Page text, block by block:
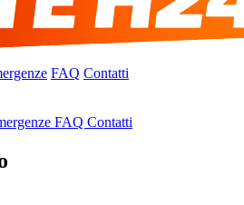
FAQ Contatti
FAQ Contatti